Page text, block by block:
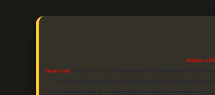
Reklam ve
Yasal Uyarı:Sitemiz, 5651 Sayılı Kanun gereğince Bilgi Teknolojileri ve İletişim